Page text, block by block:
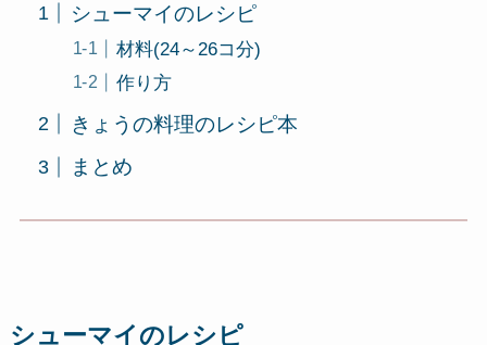
シューマイのレシピ
材料(24～26コ分)
作り方
きょうの料理のレシピ本
まとめ
シューマイのレシピ